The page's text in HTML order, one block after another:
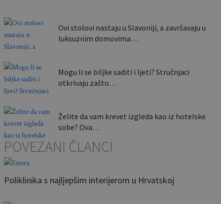
Ovi stolovi nastaju u Slavoniji, a završavaju u
luksuznim domovima…
Mogu li se biljke saditi i ljeti? Stručnjaci
otkrivaju zašto…
Želite da vam krevet izgleda kao iz hotelske
sobe? Ova…
POVEZANI ČLANCI
Poliklinika s najljepšim interijerom u Hrvatskoj